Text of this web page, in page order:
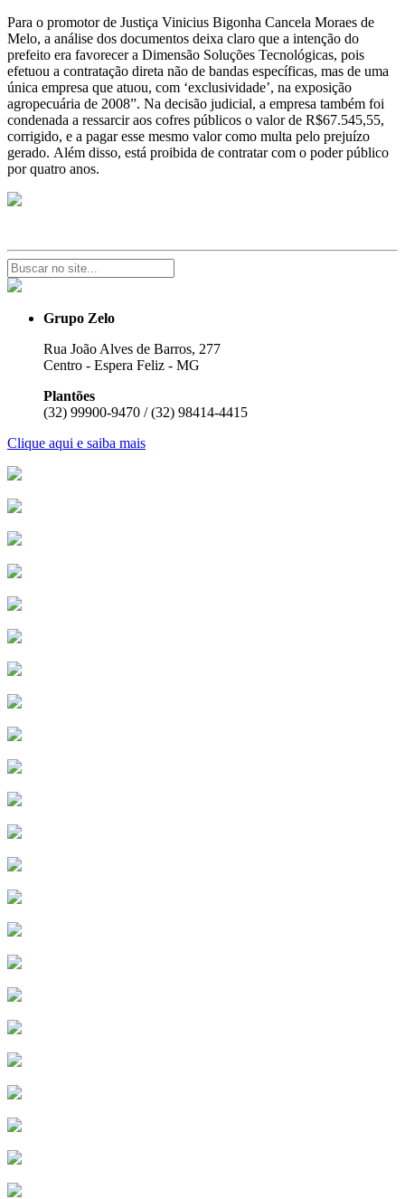
Para o promotor de Justiça Vinicius Bigonha Cancela Moraes de
Melo, a análise dos documentos deixa claro que a intenção do
prefeito era favorecer a Dimensão Soluções Tecnológicas, pois
efetuou a contratação direta não de bandas específicas, mas de uma
única empresa que atuou, com ‘exclusividade’, na exposição
agropecuária de 2008”. Na decisão judicial, a empresa também foi
condenada a ressarcir aos cofres públicos o valor de R$67.545,55,
corrigido, e a pagar esse mesmo valor como multa pelo prejuízo
gerado. Além disso, está proibida de contratar com o poder público
por quatro anos.
Grupo Zelo
Rua João Alves de Barros, 277
Centro - Espera Feliz - MG
Plantões
(32) 99900-9470 / (32) 98414-4415
Clique aqui e saiba mais